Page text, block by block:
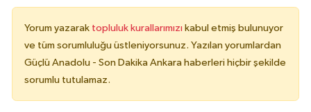
Yorum yazarak topluluk kurallarımızı kabul etmiş bulunuyor
ve tüm sorumluluğu üstleniyorsunuz. Yazılan yorumlardan
Güçlü Anadolu - Son Dakika Ankara haberleri hiçbir şekilde
sorumlu tutulamaz.